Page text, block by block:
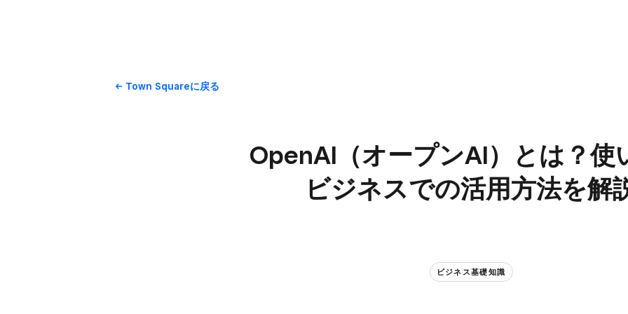
Town Squareに​戻る
OpenAI​（オープンAI）とは？​使
ビジネスでの​活用方​法を​解
ビジネス基礎知識